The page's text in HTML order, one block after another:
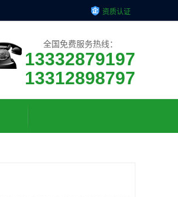
资质认证
全国免费服务热线：
13332879197
13312898797